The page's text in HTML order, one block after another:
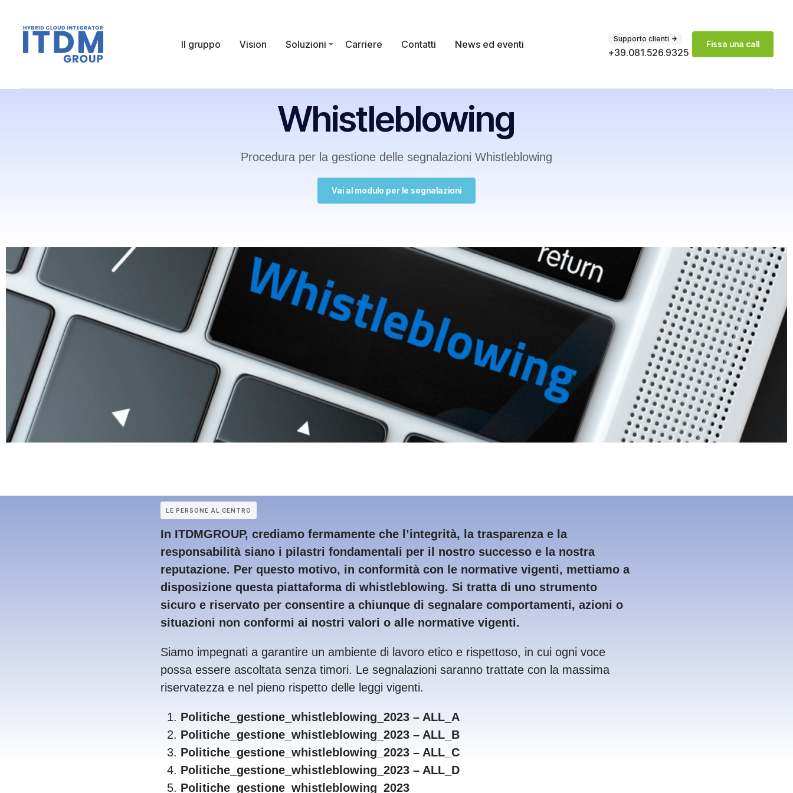
Il gruppo Vision Soluzioni Carriere Contatti News ed eventi Supporto clienti
+39.081.526.9325
Fissa una call
Whistleblowing
Procedura per la gestione delle segnalazioni Whistleblowing
Vai al modulo per le segnalazioni
LE PERSONE AL CENTRO
In ITDMGROUP, crediamo fermamente che l’integrità, la trasparenza e la
responsabilità siano i pilastri fondamentali per il nostro successo e la nostra
reputazione. Per questo motivo, in conformità con le normative vigenti, mettiamo a
disposizione questa piattaforma di whistleblowing. Si tratta di uno strumento
sicuro e riservato per consentire a chiunque di segnalare comportamenti, azioni o
situazioni non conformi ai nostri valori o alle normative vigenti.
Siamo impegnati a garantire un ambiente di lavoro etico e rispettoso, in cui ogni voce
possa essere ascoltata senza timori. Le segnalazioni saranno trattate con la massima
riservatezza e nel pieno rispetto delle leggi vigenti.
Politiche_gestione_whistleblowing_2023 – ALL_A
Politiche_gestione_whistleblowing_2023 – ALL_B
Politiche_gestione_whistleblowing_2023 – ALL_C
Politiche_gestione_whistleblowing_2023 – ALL_D
Politiche_gestione_whistleblowing_2023